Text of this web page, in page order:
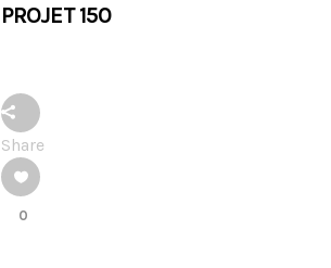
PROJET 150
Share
0